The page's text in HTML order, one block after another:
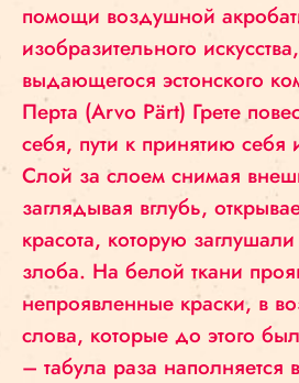
помощи воздушной
изобразительного
выдающегося эстонского
Перта (Arvo Pärt) Грете
себя, пути к принятию
Слой за слоем снимая
заглядывая вглубь,
красота, которую
злоба. На белой ткани
непроявленные краски, в
слова, которые до этого
– табула раза наполняется